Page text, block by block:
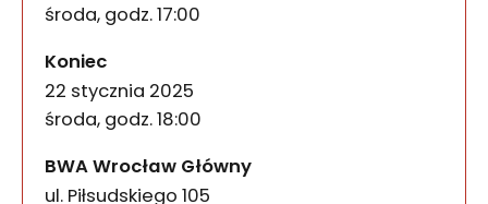
środa, godz. 17:00
Koniec
22 stycznia 2025
środa, godz. 18:00
BWA Wrocław Główny
ul. Piłsudskiego 105